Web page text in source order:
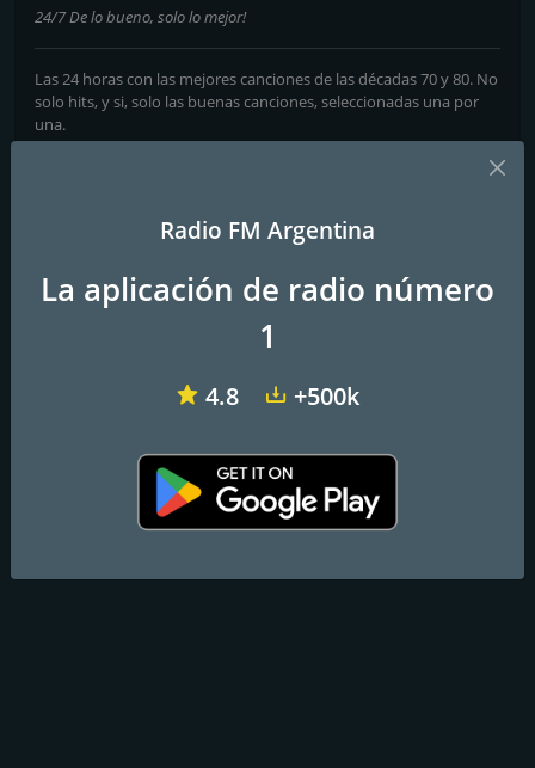
24/7 De lo bueno, solo lo mejor!
Las 24 horas con las mejores canciones de las décadas 70 y 80. No
solo hits, y si, solo las buenas canciones, seleccionadas una por
una.
Contactos
Página web:
Radio FM Argentina
La aplicación de radio número
1
4.8 +500k